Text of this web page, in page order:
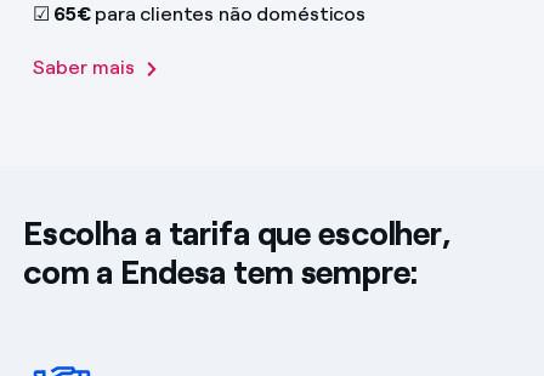
☑ 65€ para clientes não domésticos
Saber mais
Escolha a tarifa que escolher,
com a Endesa tem sempre: